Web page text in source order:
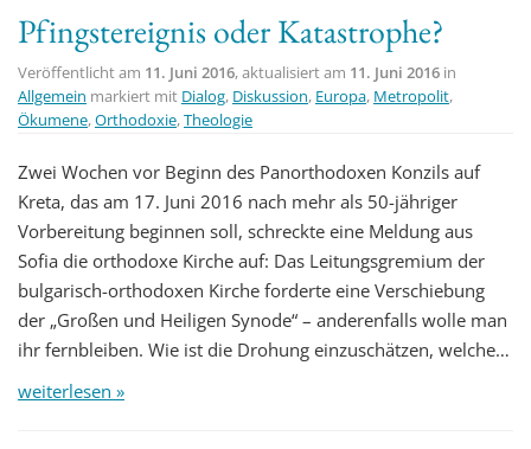
Pfingstereignis oder Katastrophe?
Veröffentlicht am 11. Juni 2016, aktualisiert am 11. Juni 2016 in
Allgemein markiert mit Dialog, Diskussion, Europa, Metropolit,
Ökumene,Orthodoxie,Theologie
Zwei Wochen vor Beginn des Panorthodoxen Konzils auf
Kreta, das am 17. Juni 2016 nach mehr als 50-jähriger
Vorbereitung beginnen soll, schreckte eine Meldung aus
Sofia die orthodoxe Kirche auf: Das Leitungsgremium der
bulgarisch-orthodoxen Kirche forderte eine Verschiebung
der „Großen und Heiligen Synode“ – anderenfalls wolle man
ihr fernbleiben. Wie ist die Drohung einzuschätzen, welche…
weiterlesen »